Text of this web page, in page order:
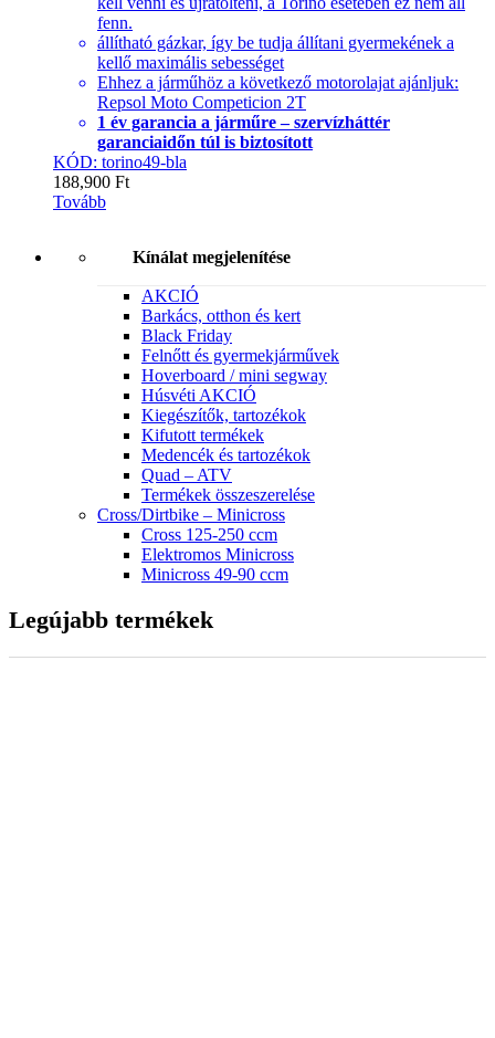
fenn.
állítható gázkar, így be tudja állítani gyermekének a
kellő maximális sebességet
Ehhez a járműhöz a következő motorolajat ajánljuk:
Repsol Moto Competicion 2T
1 év garancia a járműre – szervízháttér
garanciaidőn túl is biztosított
KÓD: torino49-bla
188,900 Ft
Tovább
Kínálat megjelenítése
AKCIÓ
Barkács, otthon és kert
Black Friday
Felnőtt és gyermekjárművek
Hoverboard / mini segway
Húsvéti AKCIÓ
Kiegészítők, tartozékok
Kifutott termékek
Medencék és tartozékok
Quad – ATV
Termékek összeszerelése
Cross/Dirtbike – Minicross
Cross 125-250 ccm
Elektromos Minicross
Minicross 49-90 ccm
Legújabb termékek